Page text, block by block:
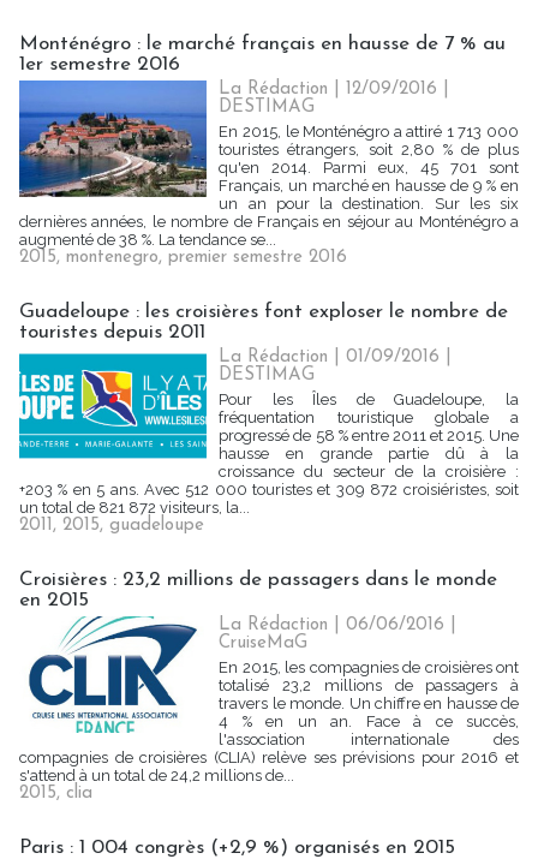
Monténégro : le marché français en hausse de 7 % au
1er semestre 2016
La Rédaction | 12/09/2016
DESTIMAG
En 2015, le Monténégro a attiré 1 713 000
touristes étrangers, soit 2,80 % de plus
qu'en 2014. Parmi eux, 45 701 sont
Français, un marché en hausse de 9 % en
un an pour la destination. Sur les six
dernières années, le nombre de Français en séjour au Monténégro a
augmenté de 38 %. La tendance se...
2015, montenegro, premier semestre 2016
Guadeloupe : les croisières font exploser le nombre de
touristes depuis 2011
La Rédaction | 01/09/2016
DESTIMAG
Pour les Îles de Guadeloupe, la
fréquentation touristique globale a
progressé de 58 % entre 2011 et 2015. Une
hausse en grande partie dû à la
croissance du secteur de la croisière :
+203 % en 5 ans. Avec 512 000 touristes et 309 872 croisiéristes, soit
un total de 821 872 visiteurs, la...
2011, 2015, guadeloupe
Croisières : 23,2 millions de passagers dans le monde
en 2015
La Rédaction | 06/06/2016
CruiseMaG
En 2015, les compagnies de croisières ont
totalisé 23,2 millions de passagers à
travers le monde. Un chiffre en hausse de
4 % en un an. Face à ce succès,
l'association internationale des
compagnies de croisières (CLIA) relève ses prévisions pour 2016 et
s'attend à un total de 24,2 millions de...
2015, clia
Paris : 1 004 congrès (+2,9 %) organisés en 2015